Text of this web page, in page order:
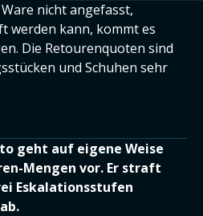
nicht angefasst,
werden kann, kommt es
Die Retourenquoten sind
und Schuhen sehr
geht auf eigene Weise
Mengen vor. Er straft
Eskalationsstufen